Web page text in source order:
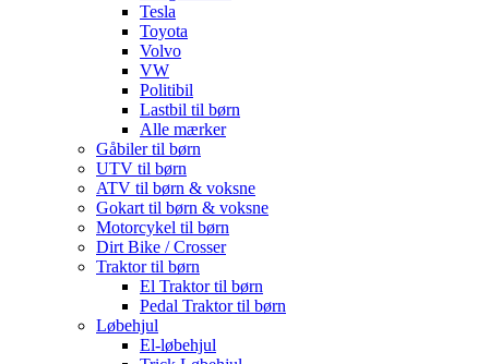
Tesla
Toyota
Volvo
VW
Politibil
Lastbil til børn
Alle mærker
Gåbiler til børn
UTV til børn
ATV til børn & voksne
Gokart til børn & voksne
Motorcykel til børn
Dirt Bike / Crosser
Traktor til børn
El Traktor til børn
Pedal Traktor til børn
Løbehjul
El-løbehjul